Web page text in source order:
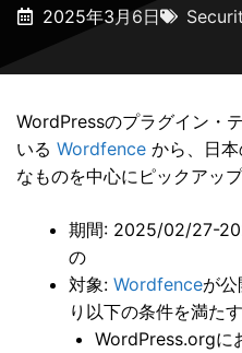
2025年3月6日
WordPressのプラグイン・
いる Wordfence から、日
なものを中心にピックアッ
期間: 2025/02/27-
の
対象: Wordfenceが
り以下の条件を満た
WordPress.org